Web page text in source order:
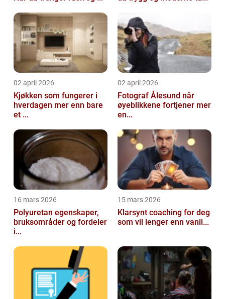
02 april 2026
Kjøkken som fungerer i
hverdagen mer enn bare
et ...
02 april 2026
Fotograf Ålesund når
øyeblikkene fortjener mer
en...
16 mars 2026
Polyuretan egenskaper,
bruksområder og fordeler
i...
15 mars 2026
Klarsynt coaching for deg
som vil lenger enn vanli...